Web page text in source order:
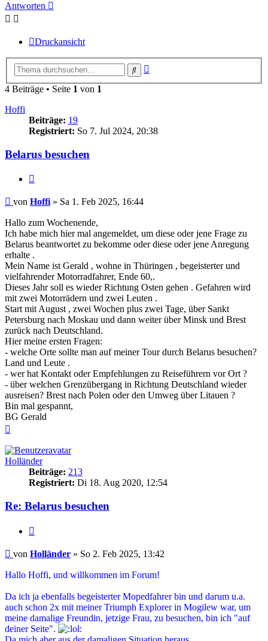
Antworten
Druckansicht
Suche
4 Beiträge • Seite 1 von 1
Hoffi
Beiträge: 19
Registriert: So 7. Jul 2024, 20:38
Belarus besuchen
Beitrag
von Hoffi » Sa 1. Feb 2025, 16:44
Hallo zum Wochenende,
Ich habe mich hier mal angemeldet, um diese oder jene Frage zu
Belarus beantwortet zu bekomme oder diese oder jene Anregung
erhalte .
Mein Name ist Gerald , wohne in Thüringen , begeisterter und
vielfahrender Motorradfahrer, Ende 60,.
Dieses Jahr soll es wieder Richtung Osten gehen . Gefahren wird
mit zwei Motorrädern und zwei Leuten .
Start mit August , zwei Wochen plus zwei Tage, über Sankt
Petersburg nach Moskau und dann weiter über Minsk und Brest
zurück nach Deutschland.
Hier meine ersten Fragen:
- welche Orte sollte man auf meiner Tour durch Belarus besuchen?
Land und Leute .
- wer hat Kontakt oder Empfehlungen zu Reiseführern vor Ort ?
- über welchen Grenzübergang in Richtung Deutschland wieder
ausreisen? Brest nach Polen oder den Umweg über Litauen ?
Bin mal gespannt,
BG Gerald
Holländer
Beiträge: 213
Registriert: Di 18. Aug 2020, 12:54
Re: Belarus besuchen
Beitrag
von Holländer » So 2. Feb 2025, 13:42
Hallo Hoffi, und willkommen im Forum!
Da ich ja ebenfalls begeisterter Mopedfahrer bin und darum u.a.
auch schon 2x mit meiner Triumph Explorer in Mogilew war, um
meine damalige Freundin, jetzige Frau, zu besuchen, bin ich "auf
deiner Seite".